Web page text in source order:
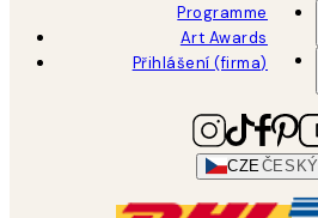
Programme
Art Awards
Přihlášení (firma)
CZEČESKÝ